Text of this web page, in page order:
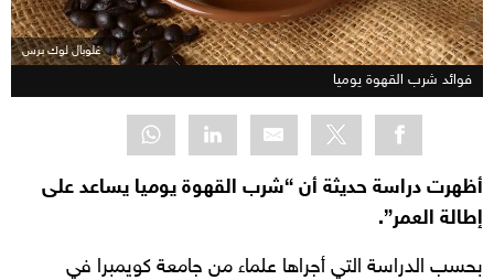
غلوبال لوك برس
فوائد شرب القهوة يوميا
أظهرت دراسة حديثة أن “شرب القهوة يوميا يساعد على
إطالة العمر”.
بحسب الدراسة التي أجراها علماء من جامعة كويمبرا في